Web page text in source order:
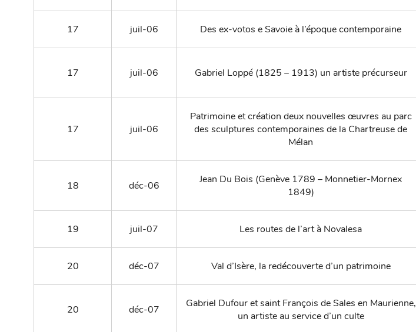
17 juil-06 Des ex-votos e Savoie à l’époque contemporaine
17 juil-06 Gabriel Loppé (1825 – 1913) un artiste précurseur
17 juil-06
Patrimoine et création deux nouvelles œuvres au parc
des sculptures contemporaines de la Chartreuse de
Mélan
18 déc-06
Jean Du Bois (Genève 1789 – Monnetier-Mornex
1849)
19 juil-07 Les routes de l’art à Novalesa
20 déc-07 Val d’Isère, la redécouverte d’un patrimoine
20 déc-07
Gabriel Dufour et saint François de Sales en Maurienne,
un artiste au service d’un culte